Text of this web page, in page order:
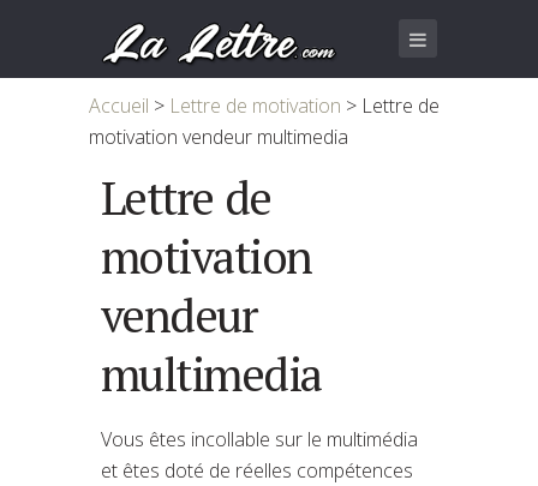
Accueil > Lettre de motivation > Lettre de
motivation vendeur multimedia
Lettre de
motivation
vendeur
multimedia
Vous êtes incollable sur le multimédia
et êtes doté de réelles compétences